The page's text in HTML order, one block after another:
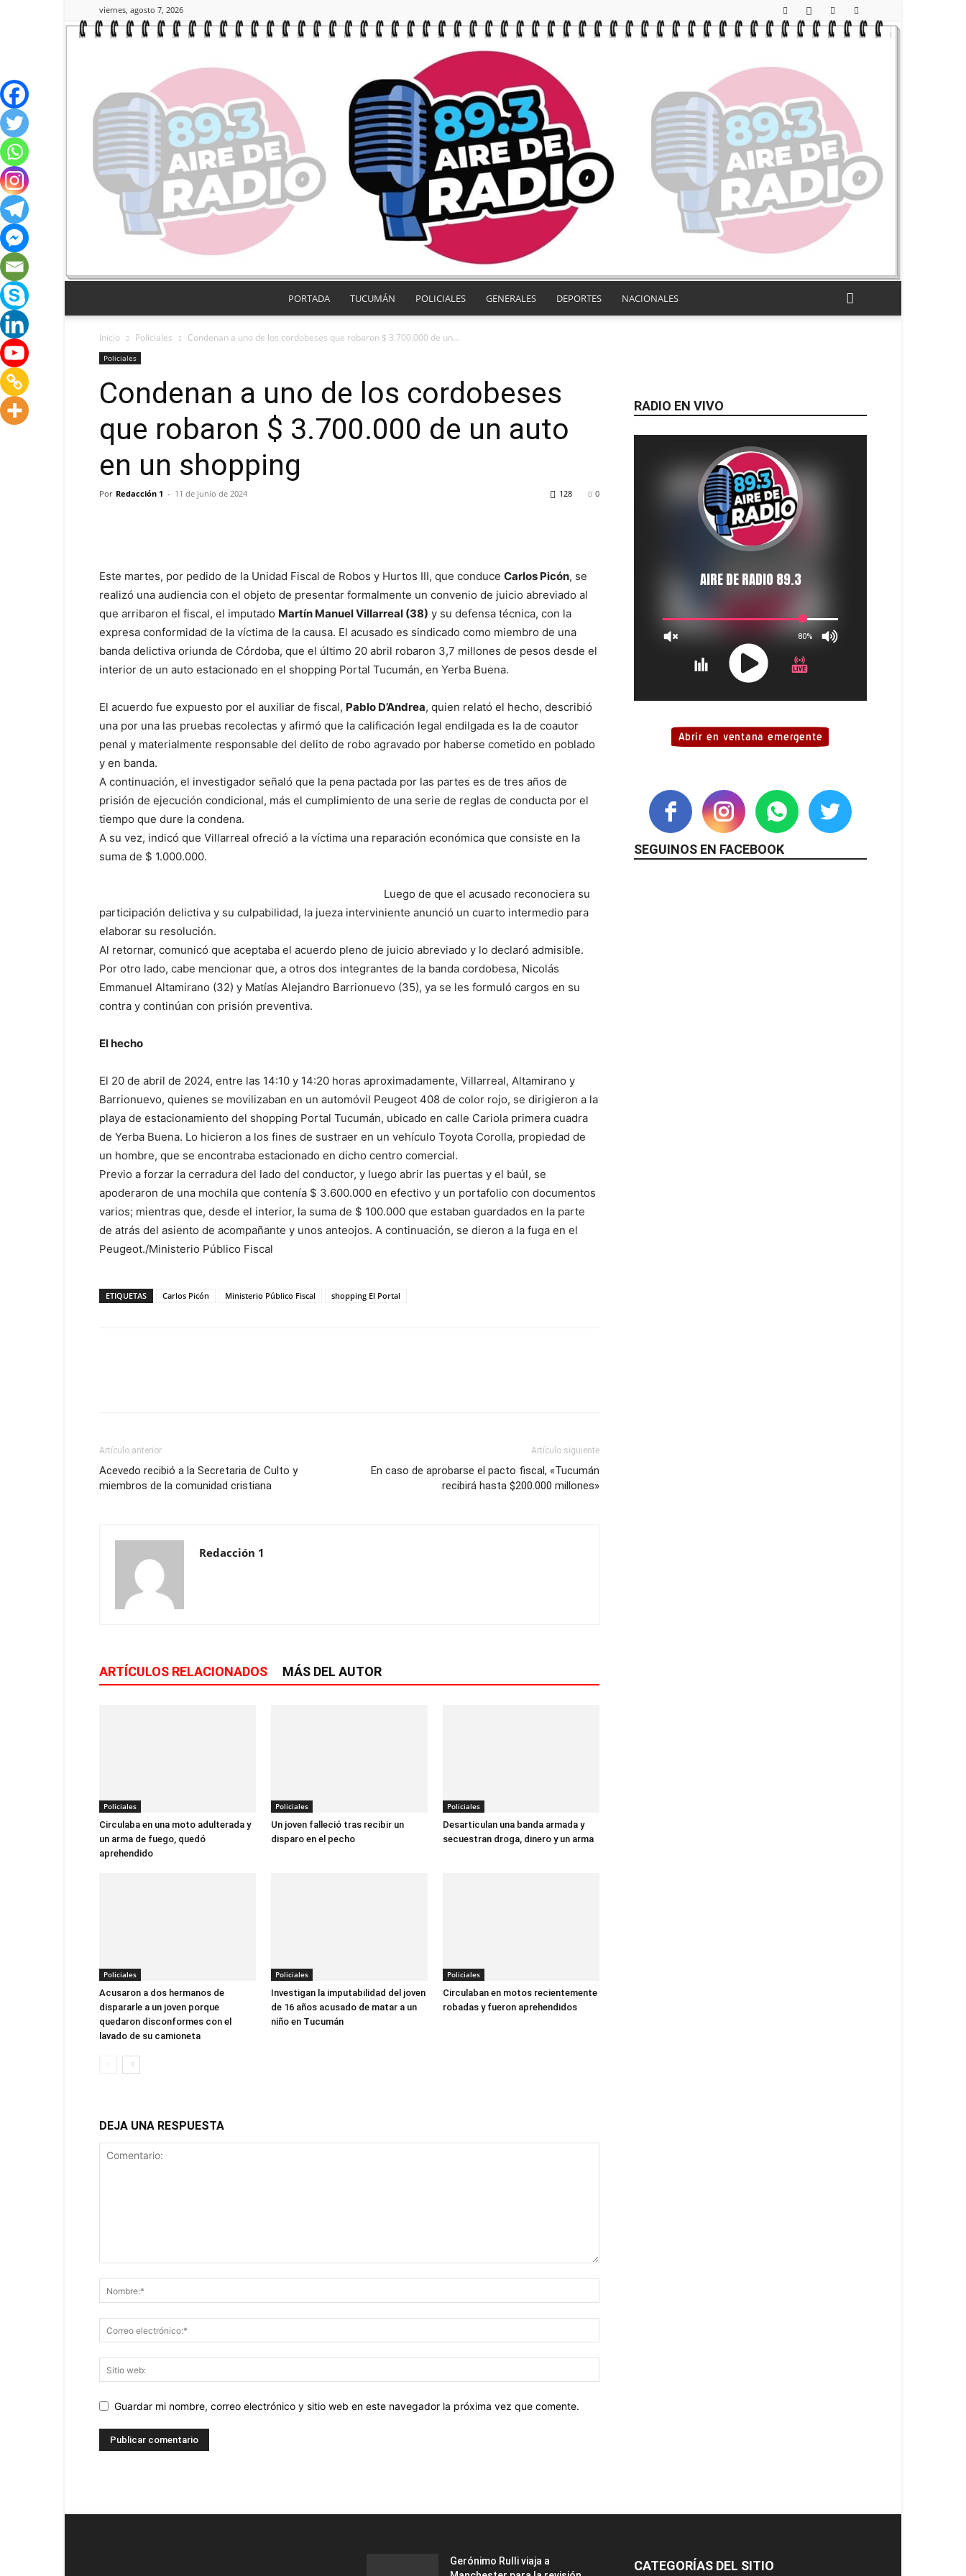
viernes, agosto 7, 2026
PORTADA TUCUMÁN POLICIALES GENERALES DEPORTES NACIONALES
Inicio Policiales Condenan a uno de los cordobeses que robaron $ 3.700.000 de un...
Policiales
Condenan a uno de los cordobeses
que robaron $ 3.700.000 de un auto
en un shopping
Por Redacción 1 - 11 de junio de 2024 0
128
Este martes, por pedido de la Unidad Fiscal de Robos y Hurtos III, que conduce Carlos Picón, se
realizó una audiencia con el objeto de presentar formalmente un convenio de juicio abreviado al
que arribaron el fiscal, el imputado Martín Manuel Villarreal (38) y su defensa técnica, con la
expresa conformidad de la víctima de la causa. El acusado es sindicado como miembro de una
banda delictiva oriunda de Córdoba, que el último 20 abril robaron 3,7 millones de pesos desde el
interior de un auto estacionado en el shopping Portal Tucumán, en Yerba Buena.
El acuerdo fue expuesto por el auxiliar de fiscal, Pablo D’Andrea, quien relató el hecho, describió
una por una las pruebas recolectas y afirmó que la calificación legal endilgada es la de coautor
penal y materialmente responsable del delito de robo agravado por haberse cometido en poblado
y en banda.
A continuación, el investigador señaló que la pena pactada por las partes es de tres años de
prisión de ejecución condicional, más el cumplimiento de una serie de reglas de conducta por el
tiempo que dure la condena.
A su vez, indicó que Villarreal ofreció a la víctima una reparación económica que consiste en la
suma de $ 1.000.000.
Luego de que el acusado reconociera su
participación delictiva y su culpabilidad, la jueza interviniente anunció un cuarto intermedio para
elaborar su resolución.
Al retornar, comunicó que aceptaba el acuerdo pleno de juicio abreviado y lo declaró admisible.
Por otro lado, cabe mencionar que, a otros dos integrantes de la banda cordobesa, Nicolás
Emmanuel Altamirano (32) y Matías Alejandro Barrionuevo (35), ya se les formuló cargos en su
contra y continúan con prisión preventiva.
El hecho
El 20 de abril de 2024, entre las 14:10 y 14:20 horas aproximadamente, Villarreal, Altamirano y
Barrionuevo, quienes se movilizaban en un automóvil Peugeot 408 de color rojo, se dirigieron a la
playa de estacionamiento del shopping Portal Tucumán, ubicado en calle Cariola primera cuadra
de Yerba Buena. Lo hicieron a los fines de sustraer en un vehículo Toyota Corolla, propiedad de
un hombre, que se encontraba estacionado en dicho centro comercial.
Previo a forzar la cerradura del lado del conductor, y luego abrir las puertas y el baúl, se
apoderaron de una mochila que contenía $ 3.600.000 en efectivo y un portafolio con documentos
varios; mientras que, desde el interior, la suma de $ 100.000 que estaban guardados en la parte
de atrás del asiento de acompañante y unos anteojos. A continuación, se dieron a la fuga en el
Peugeot./Ministerio Público Fiscal
ETIQUETAS Carlos Picón Ministerio Público Fiscal shopping El Portal
Artículo anterior
Acevedo recibió a la Secretaria de Culto y
miembros de la comunidad cristiana
Artículo siguiente
En caso de aprobarse el pacto fiscal, «Tucumán
recibirá hasta $200.000 millones»
Redacción 1
ARTÍCULOS RELACIONADOS MÁS DEL AUTOR
Policiales
Circulaba en una moto adulterada y
un arma de fuego, quedó
aprehendido
Policiales
Un joven falleció tras recibir un
disparo en el pecho
Policiales
Desarticulan una banda armada y
secuestran droga, dinero y un arma
Policiales
Acusaron a dos hermanos de
dispararle a un joven porque
quedaron disconformes con el
lavado de su camioneta
Policiales
Investigan la imputabilidad del joven
de 16 años acusado de matar a un
niño en Tucumán
Policiales
Circulaban en motos recientemente
robadas y fueron aprehendidos
DEJA UNA RESPUESTA
Guardar mi nombre, correo electrónico y sitio web en este navegador la próxima vez que comente.
RADIO EN VIVO
SEGUINOS EN FACEBOOK
Gerónimo Rulli viaja a
CATEGORÍAS DEL SITIO